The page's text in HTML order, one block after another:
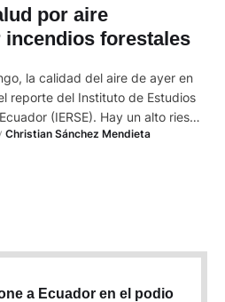
por aire
forestales
la calidad del aire de ayer en
reporte del Instituto de Estudios
(IERSE). Hay un alto riesgo
La concentración de
lo que representa un riesgo
Christian Sánchez Mendieta
a Ecuador en el podio